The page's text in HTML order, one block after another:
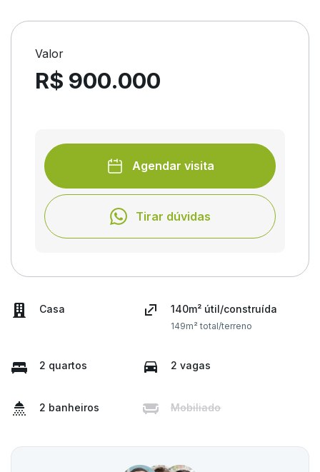
Valor
R$ 900.000
Agendar visita
Tirar dúvidas
Casa 140m² útil/construída
149m² total/terreno
2 quartos 2 vagas
2 banheiros Mobiliado